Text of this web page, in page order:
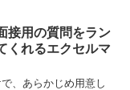
接用の質問をラン
くれるエクセルマ
、あらかじめ用意し